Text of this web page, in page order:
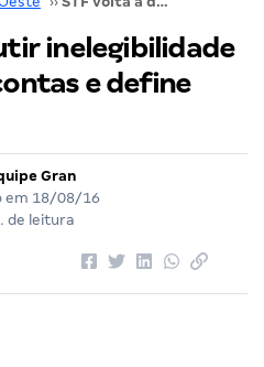
inelegibilidade
e define
Gran
em 18/08/16
de leitura